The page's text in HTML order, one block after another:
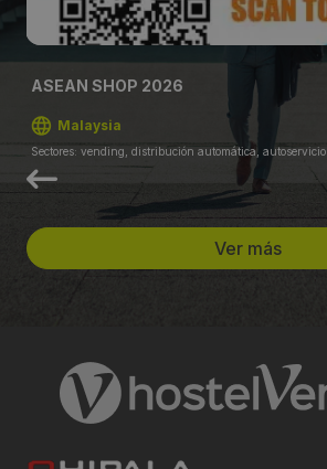
ASEAN SHOP 2026
Malaysia
Sectores: vending, distribución automática, autoservicio
Ver más